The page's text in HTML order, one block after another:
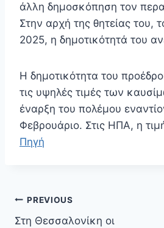
άλλη δημοσκόπηση τον
Στην αρχή της θητείας του,
2025, η δημοτικότητά του
Η δημοτικότητα του
τις υψηλές τιμές των
έναρξη του πολέμου
Φεβρουάριο. Στις ΗΠΑ, η
Πηγή
Πλοήγηση
άρθρων
PREVIOUS
Στη Θεσσαλονίκη οι